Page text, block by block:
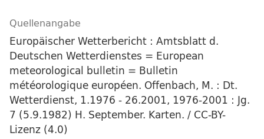
Quellenangabe
Europäischer Wetterbericht : Amtsblatt d.
Deutschen Wetterdienstes = European
meteorological bulletin = Bulletin
météorologique européen. Offenbach, M. : Dt.
Wetterdienst, 1.1976 - 26.2001, 1976-2001 : Jg.
7 (5.9.1982) H. September. Karten. / CC-BY-
Lizenz (4.0)